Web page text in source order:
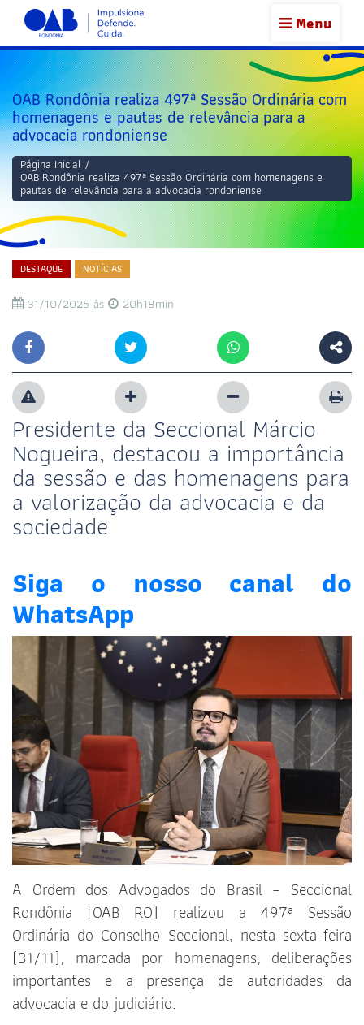
Menu
OAB Rondônia realiza 497ª Sessão Ordinária com
homenagens e pautas de relevância para a
advocacia rondoniense
Página Inicial /
OAB Rondônia realiza 497ª Sessão Ordinária com homenagens e
pautas de relevância para a advocacia rondoniense
DESTAQUE NOTÍCIAS
31/10/2025 às 20h18min
Presidente da Seccional Márcio
Nogueira, destacou a importância
da sessão e das homenagens para
a valorização da advocacia e da
sociedade
Siga o nosso canal do
WhatsApp
A Ordem dos Advogados do Brasil – Seccional
Rondônia (OAB RO) realizou a 497ª Sessão
Ordinária do Conselho Seccional, nesta sexta-feira
(31/11), marcada por homenagens, deliberações
importantes e a presença de autoridades da
advocacia e do judiciário.